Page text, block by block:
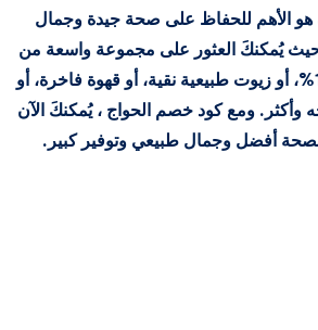
هو الأهم للحفاظ على صحة جيدة وجمال
حيث يُمكنكَ العثور على مجموعة واسعة من
المنتجات التي تُعزز صحتك وتألقك. سواء كنت تبحث عن عسل طبيعي 100%، أو زيوت طبيعية نقية، أو قهوة فاخرة، أو
وأكثر. ومع كود خصم الحواج ، يُمكنكَ الآن